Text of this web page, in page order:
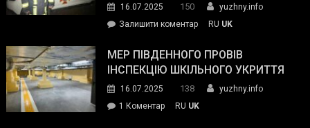
силових
та
органів:
«Наш
спільний
16.07.2025 150
yuzhny.info
Залишити коментарon
ДСНС
власноруч
пожежу
у
RU UK
МЕР ПІВДЕННОГО ПРОВІВ
ІНСПЕКЦІЮ ШКІЛЬНОГО УКРИТТЯ
16.07.2025 138
yuzhny.info
1 Коментардо RU UK